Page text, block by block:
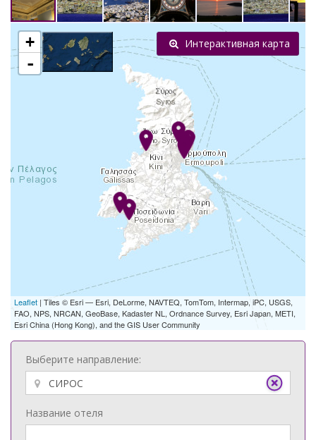
+
-
Leaflet | Tiles © Esri — Esri, DeLorme, NAVTEQ, TomTom, Intermap, iPC, USGS,
FAO, NPS, NRCAN, GeoBase, Kadaster NL, Ordnance Survey, Esri Japan, METI,
Esri China (Hong Kong), and the GIS User Community
Интерактивная карта
Выберите направление:
Название отеля